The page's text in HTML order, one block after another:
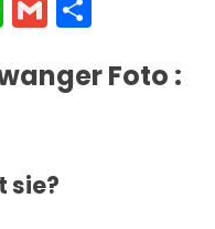
LineGmail
Foto :
sie?